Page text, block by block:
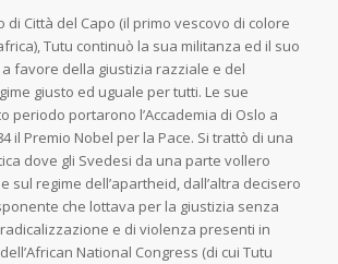
di Città del Capo (il primo vescovo di colore
Tutu continuò la sua militanza ed il suo
favore della giustizia razziale e del
giusto ed uguale per tutti. Le sue
periodo portarono l’Accademia di Oslo a
il Premio Nobel per la Pace. Si trattò di una
dove gli Svedesi da una parte vollero
sul regime dell’apartheid, dall’altra decisero
che lottava per la giustizia senza
e di violenza presenti in
National Congress (di cui Tutu